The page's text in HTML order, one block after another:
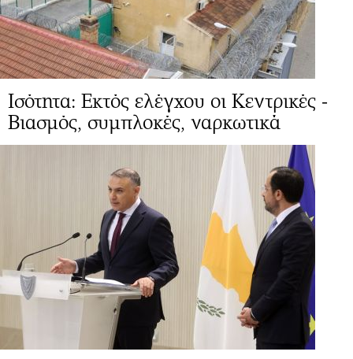
Ισότητα: Εκτός ελέγχου οι Κεντρικές -
Βιασμός, συμπλοκές, ναρκωτικά